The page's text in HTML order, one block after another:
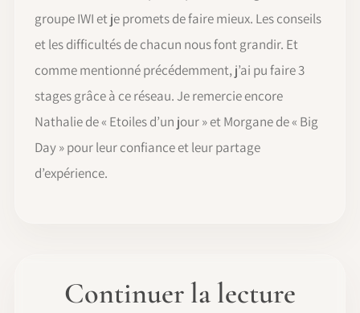
groupe IWI et je promets de faire mieux. Les conseils
et les difficultés de chacun nous font grandir. Et
comme mentionné précédemment, j’ai pu faire 3
stages grâce à ce réseau. Je remercie encore
Nathalie de « Etoiles d’un jour » et Morgane de « Big
Day » pour leur confiance et leur partage
d’expérience.
Continuer la lecture